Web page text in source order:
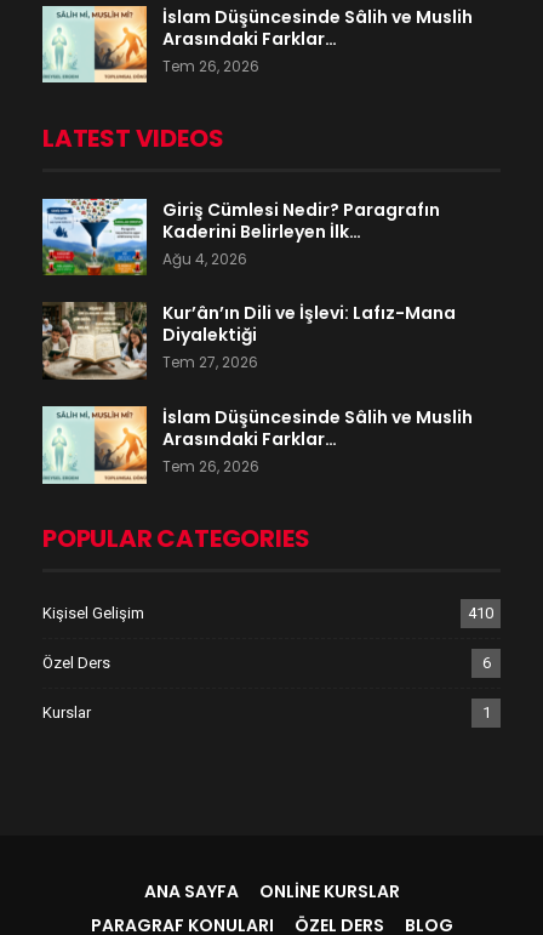
İslam Düşüncesinde Sâlih ve Muslih
Arasındaki Farklar…
Tem 26, 2026
LATEST VIDEOS
Giriş Cümlesi Nedir? Paragrafın
Kaderini Belirleyen İlk…
Ağu 4, 2026
Kur’ân’ın Dili ve İşlevi: Lafız-Mana
Diyalektiği
Tem 27, 2026
İslam Düşüncesinde Sâlih ve Muslih
Arasındaki Farklar…
Tem 26, 2026
POPULAR CATEGORIES
Kişisel Gelişim 410
Özel Ders 6
Kurslar 1
ANA SAYFA
ONLINE KURSLAR
PARAGRAF KONULARI
ÖZEL DERS BLOG